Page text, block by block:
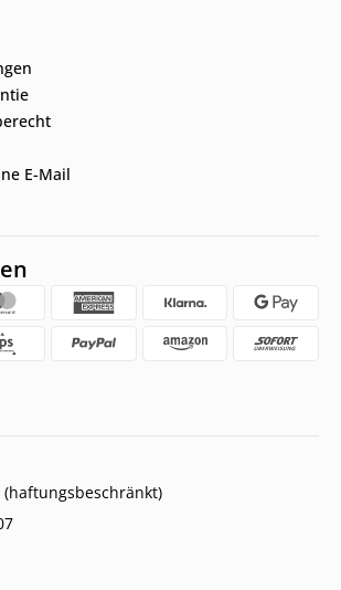
E-Mail
(haftungsbeschränkt)